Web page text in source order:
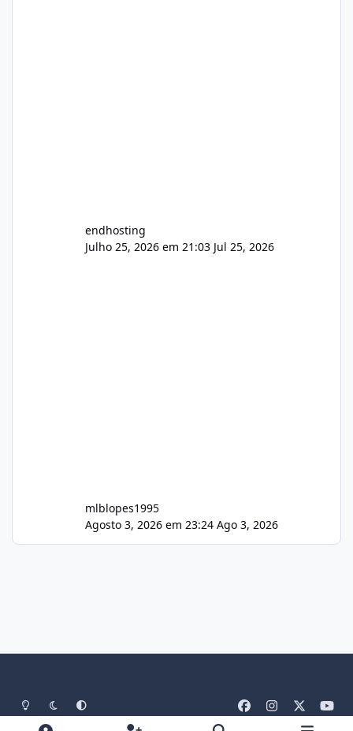
endhosting
Julho 25, 2026 em 21:03 Jul 25, 2026
mlblopes1995
Agosto 3, 2026 em 23:24 Ago 3, 2026
Light ModeDark ModeSystem Preference
a
n
o